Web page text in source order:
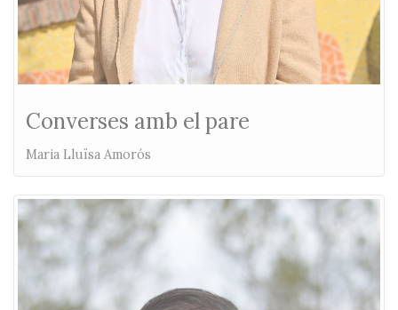
Converses amb el pare
Maria Lluïsa Amorós